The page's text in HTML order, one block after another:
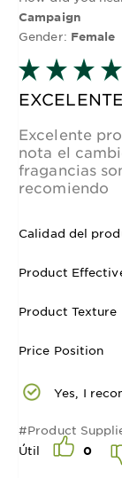
Campaign
Gender: Female
Excelente
nota el
fragancias
recomiendo
Calidad del
Product
Product Texture
Price Position
Yes, I
#Product
Útil
0